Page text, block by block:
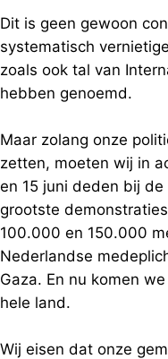
Dit is geen gewoon
systematisch
zoals ook tal van
hebben genoemd.
Maar zolang onze
zetten, moeten wij in
en 15 juni deden bij de
grootste
100.000 en 150.000
Nederlandse
Gaza. En nu komen
hele land.
Wij eisen dat onze